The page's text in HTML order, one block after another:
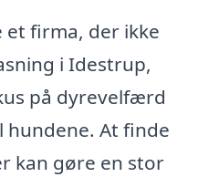
firma, der ikke
i Idestrup,
på dyrevelfærd
At finde
kan gøre en stor